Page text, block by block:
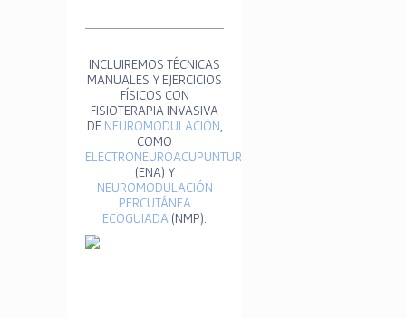
INCLUIREMOS TÉCNICAS
MANUALES Y EJERCICIOS
FÍSICOS CON
FISIOTERAPIA INVASIVA
DE NEUROMODULACIÓN
COMO
ELECTRONEUROACUPUNTURA
(ENA) Y
NEUROMODULACIÓN
PERCUTÁNEA
ECOGUIADA (NMP).